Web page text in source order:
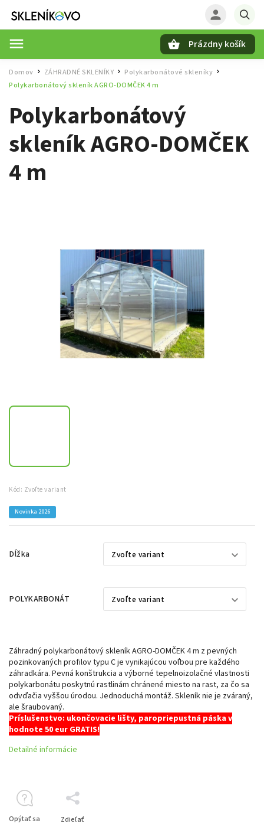
Prázdny košík
Domov ZÁHRADNÉ SKLENÍKY / Polykarbonátové skleníky /
Polykarbonátový skleník AGRO-DOMČEK 4 m
Polykarbonátový
skleník AGRO-DOMČEK
4 m
Kód: Zvoľte variant
Novinka 2026
Dĺžka
POLYKARBONÁT
Záhradný polykarbonátový skleník AGRO-DOMČEK 4 m z pevných
pozinkovaných profilov typu C je vynikajúcou voľbou pre každého
záhradkára. Pevná konštrukcia a výborné tepelnoizolačné vlastnosti
polykarbonátu poskytnú rastlinám chránené miesto na rast, za čo sa
odvďačia vyššou úrodou. Jednoduchá montáž. Skleník nie je zváraný,
ale šraubovaný.
Príslušenstvo: ukončovacie lišty, paropriepustná páska v
hodnote 50 eur GRATIS!
Detailné informácie
Opýtať sa Zdieľať